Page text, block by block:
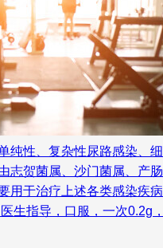
纯性、复杂性尿路感染、
志贺菌属、沙门菌属、产
用于治疗上述各类感染疾
生指导，口服，一次